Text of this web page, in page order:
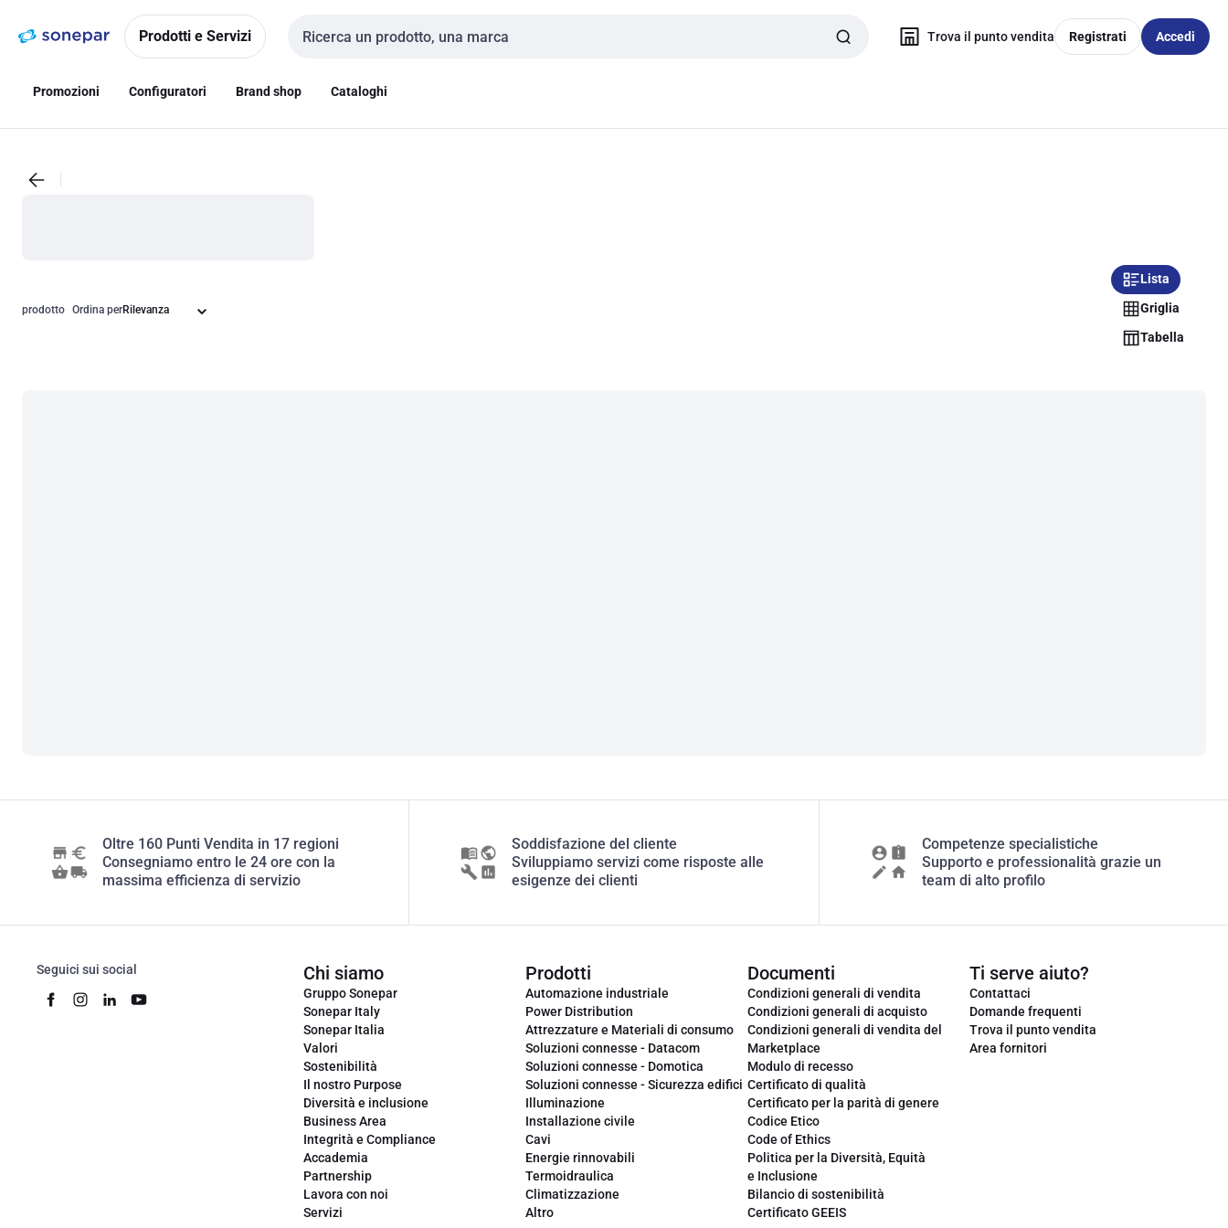
navigazionealla
Prodotti e Servizi
Cerca input
Trova il punto vendita Registrati Accedi
Promozioni Configuratori Brand shop Cataloghi
prodotto Ordina per
Lista
Griglia
Tabella
Oltre 160 Punti Vendita in 17 regioni
Consegniamo entro le 24 ore con la
massima efficienza di servizio
Soddisfazione del cliente
Sviluppiamo servizi come risposte alle
esigenze dei clienti
Competenze specialistiche
Supporto e professionalità grazie un
team di alto profilo
Seguici sui social Chi siamo
Gruppo Sonepar
Sonepar Italy
Sonepar Italia
Valori
Sostenibilità
Il nostro Purpose
Diversità e inclusione
Business Area
Integrità e Compliance
Accademia
Partnership
Lavora con noi
Servizi
Prodotti
Automazione industriale
Power Distribution
Attrezzature e Materiali di consumo
Soluzioni connesse - Datacom
Soluzioni connesse - Domotica
Soluzioni connesse - Sicurezza edifici
Illuminazione
Installazione civile
Cavi
Energie rinnovabili
Termoidraulica
Climatizzazione
Altro
Documenti
Condizioni generali di vendita
Condizioni generali di acquisto
Condizioni generali di vendita del
Marketplace
Modulo di recesso
Certificato di qualità
Certificato per la parità di genere
Codice Etico
Code of Ethics
Politica per la Diversità, Equità
e Inclusione
Bilancio di sostenibilità
Certificato GEEIS
Ti serve aiuto?
Contattaci
Domande frequenti
Trova il punto vendita
Area fornitori